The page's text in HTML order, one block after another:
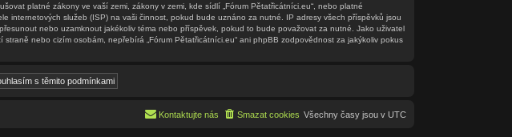
platné zákony ve vaší zemi, zákony v zemi, kde sídlí „Fórum Pětatřicátníci.eu“, nebo platné
internetových služeb (ISP) na vaši činnost, pokud bude uznáno za nutné. IP adresy všech příspěvků jsou
nebo uzamknout jakékoliv téma nebo příspěvek, pokud to bude považovat za nutné. Jako uživatel
nebo cizím osobám, nepřebírá „Fórum Pětatřicátníci.eu“ ani phpBB zodpovědnost za jakýkoliv pokus
Všechny časy jsou v UTC
Smazat cookies
Kontaktujte nás